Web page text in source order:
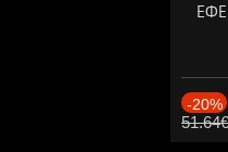
-20%
51.64€